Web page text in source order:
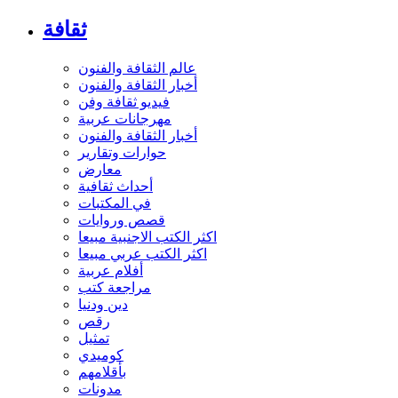
ثقافة
عالم الثقافة والفنون
أخبار الثقافة والفنون
فيديو ثقافة وفن
مهرجانات عربية
أخبار الثقافة والفنون
حوارات وتقارير
معارض
أحداث ثقافية
في المكتبات
قصص وروايات
اكثر الكتب الاجنبية مبيعا
اكثر الكتب عربي مبيعا
أفلام عربية
مراجعة كتب
دين ودنيا
رقص
تمثيل
كوميدي
بأقلامهم
مدونات